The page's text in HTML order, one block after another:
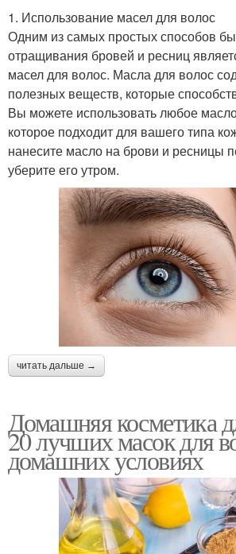
1. Использование масел для волос
Одним из самых простых способов
отращивания бровей и ресниц
масел для волос. Масла для волос
полезных веществ, которые
Вы можете использовать любое
которое подходит для вашего типа
нанесите масло на брови и ресницы
уберите его утром.
читать дальше →
Домашняя косметика
20 лучших масок для
домашних условиях